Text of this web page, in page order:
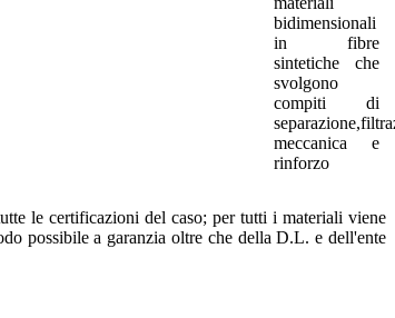
le certificazioni del caso; per tutti i materiali viene
possibile a garanzia oltre che della D.L. e dell'ente